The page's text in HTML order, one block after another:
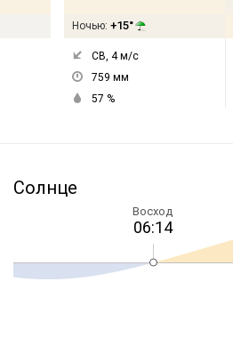
Ночью: +15°
СВ, 4м/с
759 мм
57 %
Солнце
Восход
06:14